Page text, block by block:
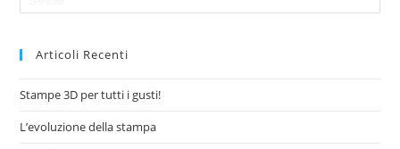
Articoli Recenti
Stampe 3D per tutti i gusti!
L’evoluzione della stampa